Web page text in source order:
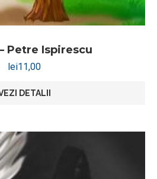
Petre Ispirescu
lei11,00
DETALII